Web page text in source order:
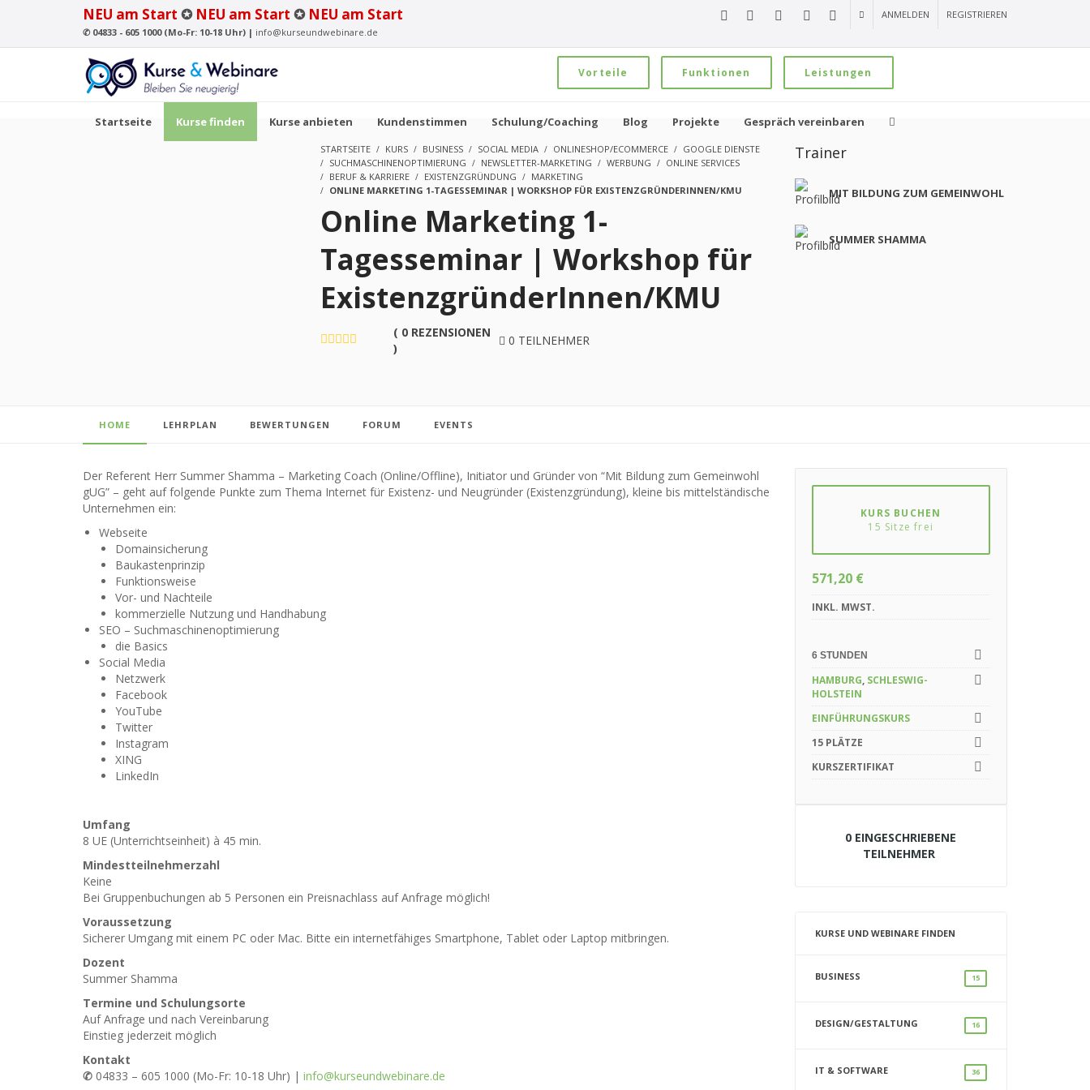
NEU am Start ✪ NEU am Start ✪ NEU am Start
✆04833 - 605 1000 (Mo-Fr: 10-18 Uhr) | info@kurseundwebinare.de
ANMELDEN REGISTRIEREN
Vorteile Funktionen Leistungen
Startseite Kurse finden Kurse anbieten Kundenstimmen Schulung/Coaching Blog Projekte Gespräch vereinbaren
STARTSEITE KURS BUSINESS SOCIAL MEDIA ONLINESHOP/ECOMMERCE
GOOGLE DIENSTE
SUCHMASCHINENOPTIMIERUNG
NEWSLETTER-MARKETING WERBUNG
ONLINE SERVICES
BERUF & KARRIERE
EXISTENZGRÜNDUNG
MARKETING
ONLINE MARKETING 1-TAGESSEMINAR | WORKSHOP FÜR EXISTENZGRÜNDERINNEN/KMU
Online Marketing 1-
Tagesseminar | Workshop für
ExistenzgründerInnen/KMU
( 0 REZENSIONEN
)
0 TEILNEHMER
Trainer
MIT BILDUNG ZUM GEMEINWOHL
SUMMER SHAMMA
HOME LEHRPLAN BEWERTUNGEN FORUM EVENTS
Der Referent Herr Summer Shamma – Marketing Coach (Online/Offline), Initiator und Gründer von “Mit Bildung zum Gemeinwohl
gUG” – geht auf folgende Punkte zum Thema Internet für Existenz- und Neugründer (Existenzgründung), kleine bis mittelständische
Unternehmen ein:
Webseite
Domainsicherung
Baukastenprinzip
Funktionsweise
Vor- und Nachteile
kommerzielle Nutzung und Handhabung
SEO – Suchmaschinenoptimierung
die Basics
Social Media
Netzwerk
Facebook
YouTube
Twitter
Instagram
XING
LinkedIn
Umfang
8 UE (Unterrichtseinheit) à 45 min.
Mindestteilnehmerzahl
Keine
Bei Gruppenbuchungen ab 5 Personen ein Preisnachlass auf Anfrage möglich!
Voraussetzung
Sicherer Umgang mit einem PC oder Mac. Bitte ein internetfähiges Smartphone, Tablet oder Laptop mitbringen.
Dozent
Summer Shamma
Termine und Schulungsorte
Auf Anfrage und nach Vereinbarung
Einstieg jederzeit möglich
Kontakt
✆ 04833 – 605 1000 (Mo-Fr: 10-18 Uhr) | info@kurseundwebinare.de
KURS BUCHEN
15 Sitze frei
571,20 €
INKL. MWST.
6 STUNDEN
HAMBURG, SCHLESWIG-
HOLSTEIN
EINFÜHRUNGSKURS
15 PLÄTZE
KURSZERTIFIKAT
0 EINGESCHRIEBENE
TEILNEHMER
KURSE UND WEBINARE FINDEN
BUSINESS 15
DESIGN/GESTALTUNG 16
IT & SOFTWARE 36